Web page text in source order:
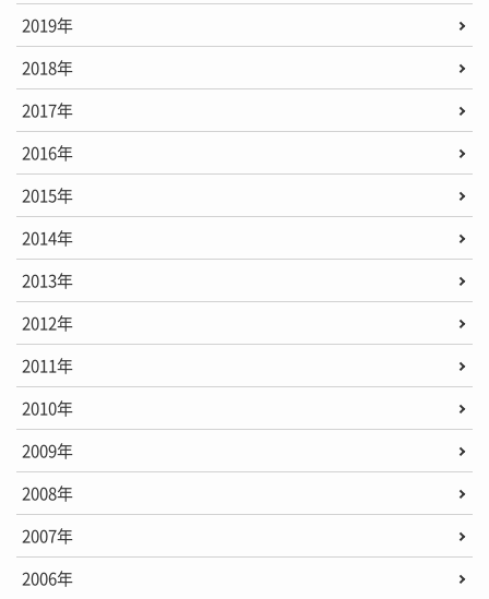
2019年
2018年
2017年
2016年
2015年
2014年
2013年
2012年
2011年
2010年
2009年
2008年
2007年
2006年